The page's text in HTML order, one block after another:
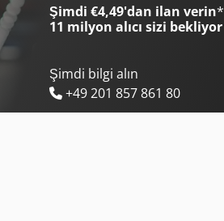
Şimdi €4,49'dan ilan verin*
11 milyon alıcı sizi bekliyor
Şimdi bilgi alın
+49 201 857 861 80